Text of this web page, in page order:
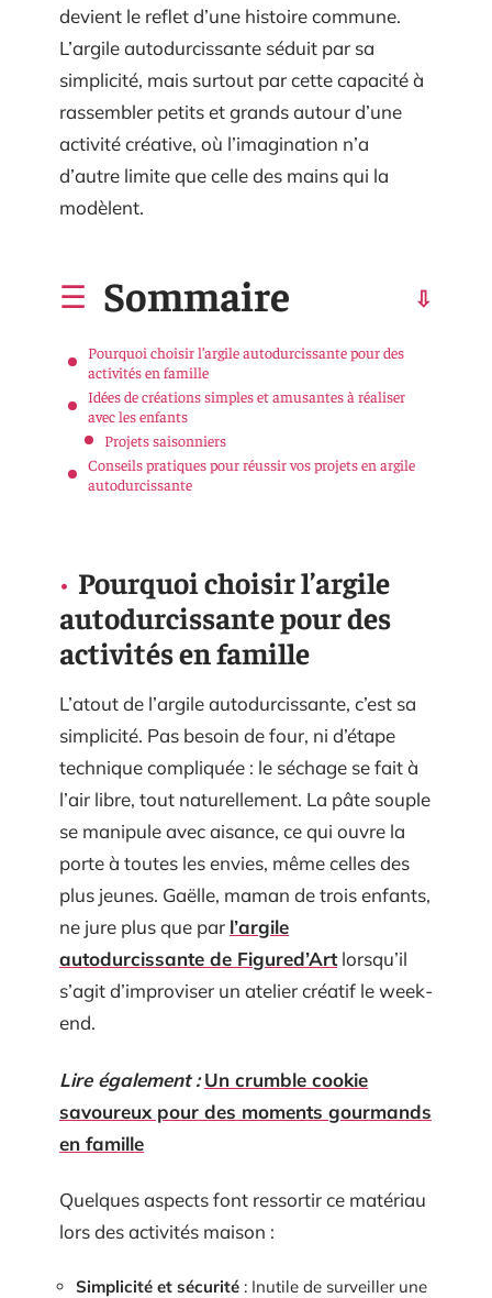
devient le reflet d’une histoire commune.
L’argile autodurcissante séduit par sa
simplicité, mais surtout par cette capacité à
rassembler petits et grands autour d’une
activité créative, où l’imagination n’a
d’autre limite que celle des mains qui la
modèlent.
Sommaire
Pourquoi choisir l’argile autodurcissante pour des
activités en famille
Idées de créations simples et amusantes à réaliser
avec les enfants
Projets saisonniers
Conseils pratiques pour réussir vos projets en argile
autodurcissante
Pourquoi choisir l’argile
autodurcissante pour des
activités en famille
L’atout de l’argile autodurcissante, c’est sa
simplicité. Pas besoin de four, ni d’étape
technique compliquée : le séchage se fait à
l’air libre, tout naturellement. La pâte souple
se manipule avec aisance, ce qui ouvre la
porte à toutes les envies, même celles des
plus jeunes. Gaëlle, maman de trois enfants,
ne jure plus que par l’argile
autodurcissante de Figured’Artlorsqu’il
s’agit d’improviser un atelier créatif le week-
end.
Lire également : Un crumble cookie
savoureux pour des moments gourmands
en famille
Quelques aspects font ressortir ce matériau
lors des activités maison :
Simplicité et sécurité : Inutile de surveiller une